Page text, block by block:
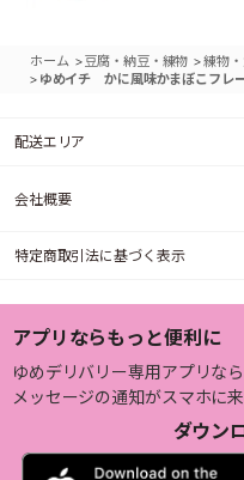
ホーム >豆腐・納豆・練物 >練物
> ゆめイチ かに風味かまぼこフレ
配送エリア
会社概要
特定商取引法に基づく表示
アプリならもっと便利に
ゆめデリバリー専用アプリなら
メッセージの通知がスマホに
ダウン